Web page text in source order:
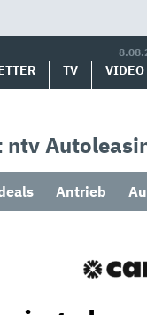
TV VIDEO
ntv
Antrieb